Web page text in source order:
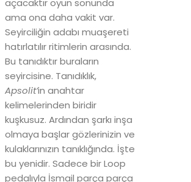
açacaktır oyun sonunda
ama ona daha vakit var.
Seyirciliğin adabı muaşereti
hatırlatılır ritimlerin arasında.
Bu tanıdıktır buraların
seyircisine. Tanıdıklık,
Apsolit’in anahtar
kelimelerinden biridir
kuşkusuz. Ardından şarkı inşa
olmaya başlar gözlerinizin ve
kulaklarınızın tanıklığında. İşte
bu yenidir. Sadece bir Loop
pedalıyla İsmail parça parça